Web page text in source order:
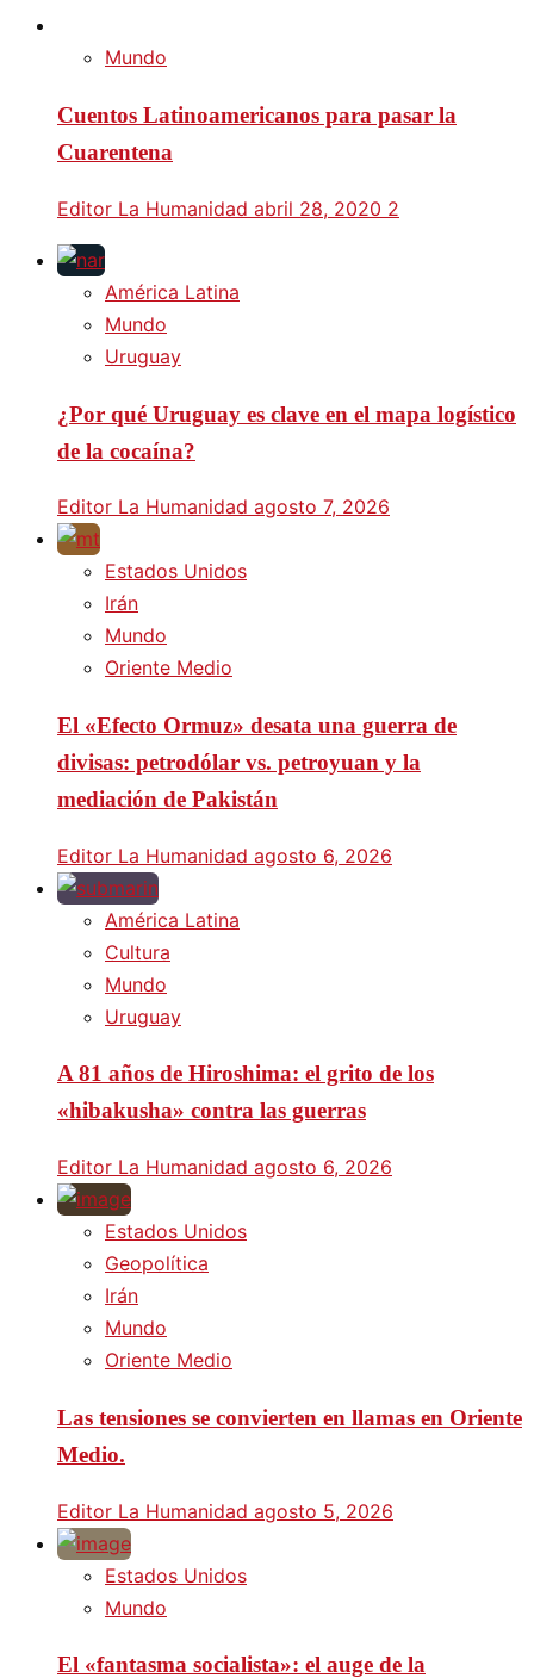
Mundo
Cuentos Latinoamericanos para pasar la
Cuarentena
Editor La Humanidad abril 28, 2020 2
América Latina
Mundo
Uruguay
¿Por qué Uruguay es clave en el mapa logístico
de la cocaína?
Editor La Humanidad agosto 7, 2026
Estados Unidos
Irán
Mundo
Oriente Medio
El «Efecto Ormuz» desata una guerra de
divisas: petrodólar vs. petroyuan y la
mediación de Pakistán
Editor La Humanidad agosto 6, 2026
América Latina
Cultura
Mundo
Uruguay
A 81 años de Hiroshima: el grito de los
«hibakusha» contra las guerras
Editor La Humanidad agosto 6, 2026
Estados Unidos
Geopolítica
Irán
Mundo
Oriente Medio
Las tensiones se convierten en llamas en Oriente
Medio.
Editor La Humanidad agosto 5, 2026
Estados Unidos
Mundo
El «fantasma socialista»: el auge de la